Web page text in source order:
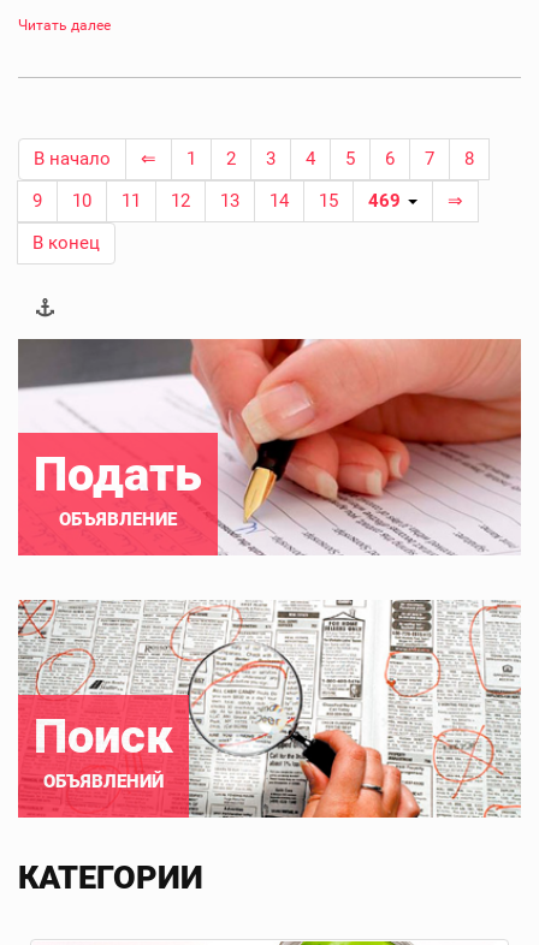
Читать далее
В начало ⇐ 1 2 3 4 5 6 7
8
9
10 11 12 13 14 15 469
⇒
В конец
Подать
ОБЪЯВЛЕНИЕ
Поиск
ОБЪЯВЛЕНИЙ
КАТЕГОРИИ